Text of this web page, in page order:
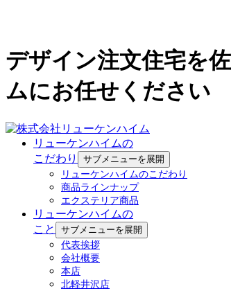
デザイン注文住宅を
ムにお任せください
リューケンハイムの
こだわり
サブメニューを展開
リューケンハイムのこだわり
商品ラインナップ
エクステリア商品
リューケンハイムの
こと
サブメニューを展開
代表挨拶
会社概要
本店
北軽井沢店